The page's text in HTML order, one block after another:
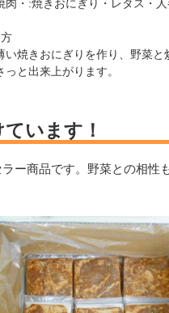
肉・:焼きおにぎり・レタス・
い焼きおにぎりを作り、野菜
っと出来上がります。
います！
ー商品です。野菜との相性